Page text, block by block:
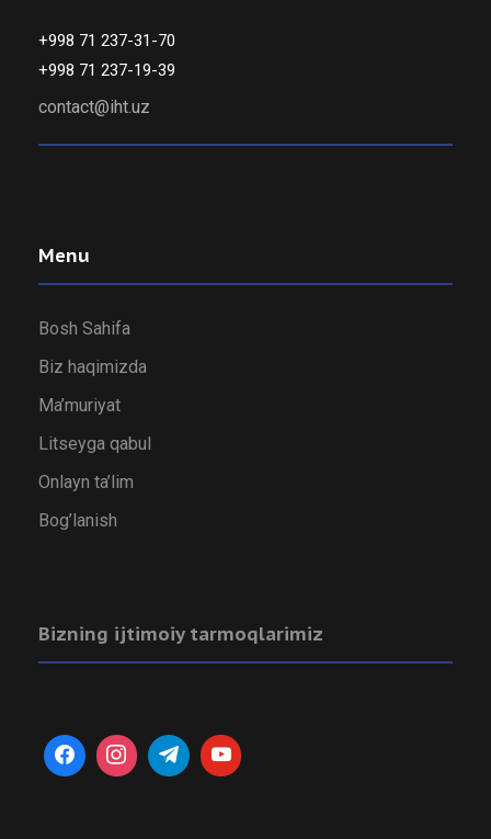
+998 71 237-31-70
+998 71 237-19-39
contact@iht.uz
Menu
Bosh Sahifa
Biz haqimizda
Ma’muriyat
Litseyga qabul
Onlayn ta’lim
Bog’lanish
Bizning ijtimoiy tarmoqlarimiz